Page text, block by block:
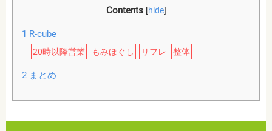
Contents [hide]
1 R-cube
20時以降営業 もみほぐし リフレ 整体
2まとめ